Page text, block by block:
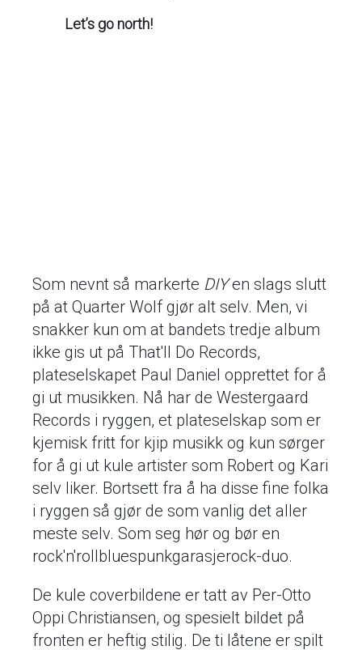
Let’s go north!
Som nevnt så markerte DIYen slags slutt
på at Quarter Wolf gjør alt selv. Men, vi
snakker kun om at bandets tredje album
ikke gis ut på That'll Do Records,
plateselskapet Paul Daniel opprettet for å
gi ut musikken. Nå har de Westergaard
Records i ryggen, et plateselskap som er
kjemisk fritt for kjip musikk og kun sørger
for å gi ut kule artister som Robert og Kari
selv liker. Bortsett fra å ha disse fine folka
i ryggen så gjør de som vanlig det aller
meste selv. Som seg hør og bør en
rock'n'rollbluespunkgarasjerock-duo.
De kule coverbildene er tatt av Per-Otto
Oppi Christiansen, og spesielt bildet på
fronten er heftig stilig. De ti låtene er spilt